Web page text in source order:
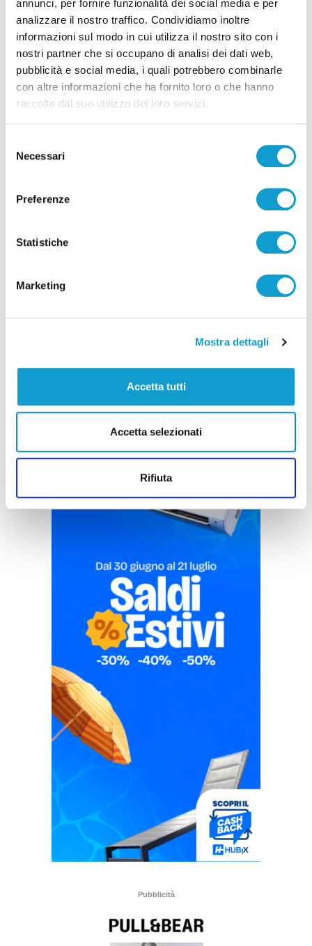
annunci, per fornire funzionalità dei social media e per
analizzare il nostro traffico. Condividiamo inoltre
informazioni sul modo in cui utilizza il nostro sito con i
nostri partner che si occupano di analisi dei dati web,
pubblicità e social media, i quali potrebbero combinarle
con altre informazioni che ha fornito loro o che hanno
raccolto dal suo utilizzo dei loro servizi.
delNecessari
Preferenze
Statistiche
Marketing
Mostra dettagli
Accetta tutti
Accetta selezionati
Rifiuta
Correlati
per il derby tra Pescara e Samb: decide il
Comitato sicurezza
di Pierluigi Dorotei
Pubblicità
Pubblicità